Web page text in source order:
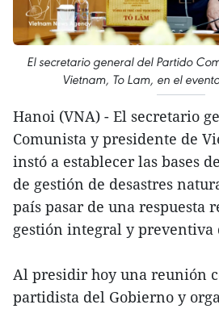
El secretario general del Partido
Vietnam, To Lam, en el
Hanoi (VNA) - El secretario
Comunista y presidente de
instó a establecer las bases
de gestión de desastres
país pasar de una respuesta
gestión integral y preventiva
Al presidir hoy una reunión
partidista del Gobierno y